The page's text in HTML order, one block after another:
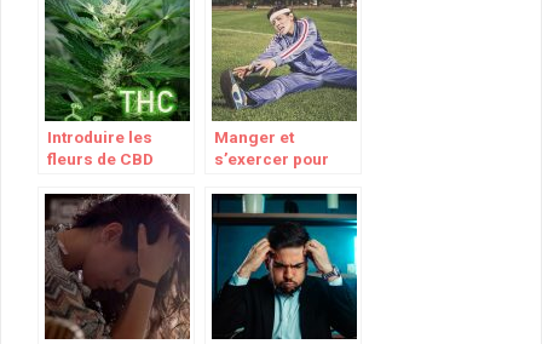
Introduire les
fleurs de CBD
et autres façons
de consommer
des fleurs de CBD
Manger et
s’exercer pour